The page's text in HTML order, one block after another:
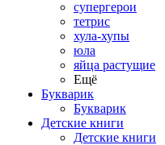
супергерои
тетрис
хула-хупы
юла
яйца растущие
Ещё
Букварик
Букварик
Детские книги
Детские книги